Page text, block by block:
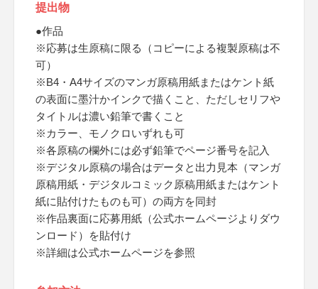
提出物
●作品
※応募は生原稿に限る（コピーによる複製原稿は不
可）
※B4・A4サイズのマンガ原稿用紙またはケント紙
の表面に墨汁かインクで描くこと、ただしセリフや
タイトルは濃い鉛筆で書くこと
※カラー、モノクロいずれも可
※各原稿の欄外には必ず鉛筆でページ番号を記入
※デジタル原稿の場合はデータと出力見本（マンガ
原稿用紙・デジタルコミック原稿用紙またはケント
紙に貼付けたものも可）の両方を同封
※作品裏面に応募用紙（公式ホームページよりダウ
ンロード）を貼付け
※詳細は公式ホームページを参照